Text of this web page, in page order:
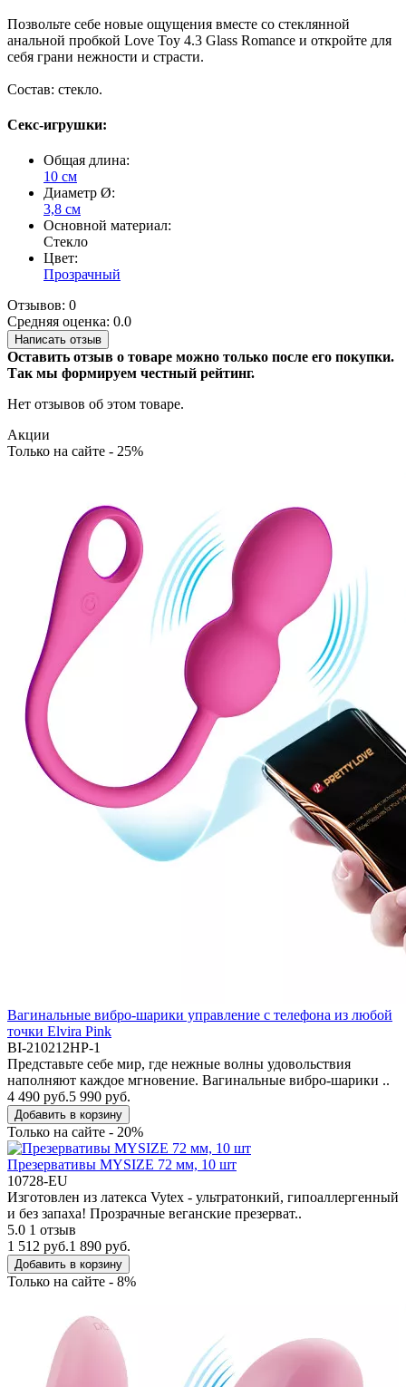
Позвольте себе новые ощущения вместе со стеклянной
анальной пробкой Love Toy 4.3 Glass Romance и откройте для
себя грани нежности и страсти.
Состав: стекло.
Секс-игрушки:
Общая длина:
10 см
Диаметр Ø:
3,8 см
Основной материал:
Стекло
Цвет:
Прозрачный
Отзывов: 0
Средняя оценка: 0.0
Написать отзыв
Оставить отзыв о товаре можно только после его покупки.
Так мы формируем честный рейтинг.
Нет отзывов об этом товаре.
Акции
Только на сайте - 25%
Вагинальные вибро-шарики управление с телефона из любой
точки Elvira Pink
BI-210212HP-1
Представьте себе мир, где нежные волны удовольствия
наполняют каждое мгновение. Вагинальные вибро-шарики ..
4 490 руб.5 990 руб.
Добавить в корзину
Только на сайте - 20%
Презервативы MYSIZE 72 мм, 10 шт
10728-EU
Изготовлен из латекса Vytex - ультратонкий, гипоаллергенный
и без запаха! Прозрачные веганские презерват..
5.0 1 отзыв
1 512 руб.1 890 руб.
Добавить в корзину
Только на сайте - 8%